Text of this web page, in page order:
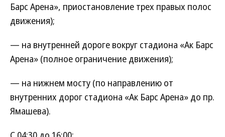
Барс Арена», приостановление трех правых полос
движения);
— на внутренней дороге вокруг стадиона «Ак Барс
Арена» (полное ограничение движения);
— на нижнем мосту (по направлению от
внутренних дорог стадиона «Ак Барс Арена» до пр.
Ямашева).